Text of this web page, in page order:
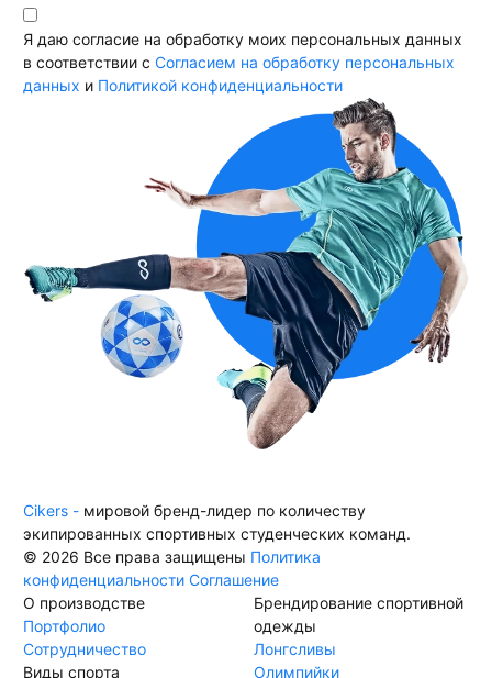
Я даю согласие на обработку моих персональных данных
в соответствии с Согласием на обработку персональных
данных и Политикой конфиденциальности
Cikers - мировой бренд-лидер по количеству
экипированных спортивных студенческих команд.
© 2026 Все права защищены Политика
конфиденциальности Соглашение
О производстве
Портфолио
Сотрудничество
Виды спорта
Брендирование спортивной
одежды
Лонгсливы
Олимпийки